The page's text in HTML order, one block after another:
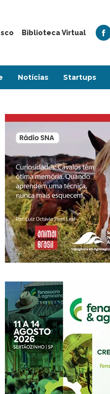
Biblioteca Virtual
Notícias Startups